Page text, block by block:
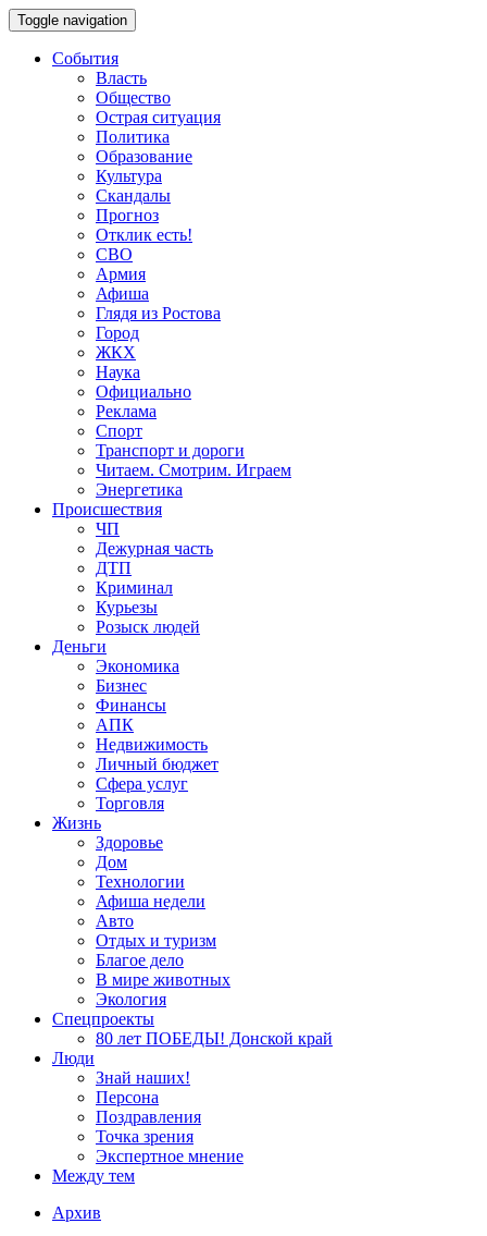
Toggle navigation
События
Власть
Общество
Острая ситуация
Политика
Образование
Культура
Скандалы
Прогноз
Отклик есть!
СВО
Армия
Афиша
Глядя из Ростова
Город
ЖКХ
Наука
Официально
Реклама
Спорт
Транспорт и дороги
Читаем. Смотрим. Играем
Энергетика
Происшествия
ЧП
Дежурная часть
ДТП
Криминал
Курьезы
Розыск людей
Деньги
Экономика
Бизнес
Финансы
АПК
Недвижимость
Личный бюджет
Сфера услуг
Торговля
Жизнь
Здоровье
Дом
Технологии
Афиша недели
Авто
Отдых и туризм
Благое дело
В мире животных
Экология
Спецпроекты
80 лет ПОБЕДЫ! Донской край
Люди
Знай наших!
Персона
Поздравления
Точка зрения
Экспертное мнение
Между тем
Архив